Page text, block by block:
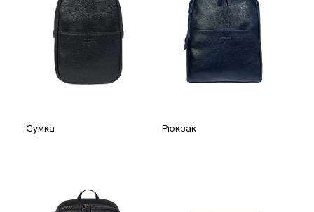
Cумка Рюкзак